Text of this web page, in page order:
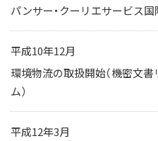
パンサー・クーリエサービス国
平成10年12月
環境物流の取扱開始（機密文
ム）
平成12年3月